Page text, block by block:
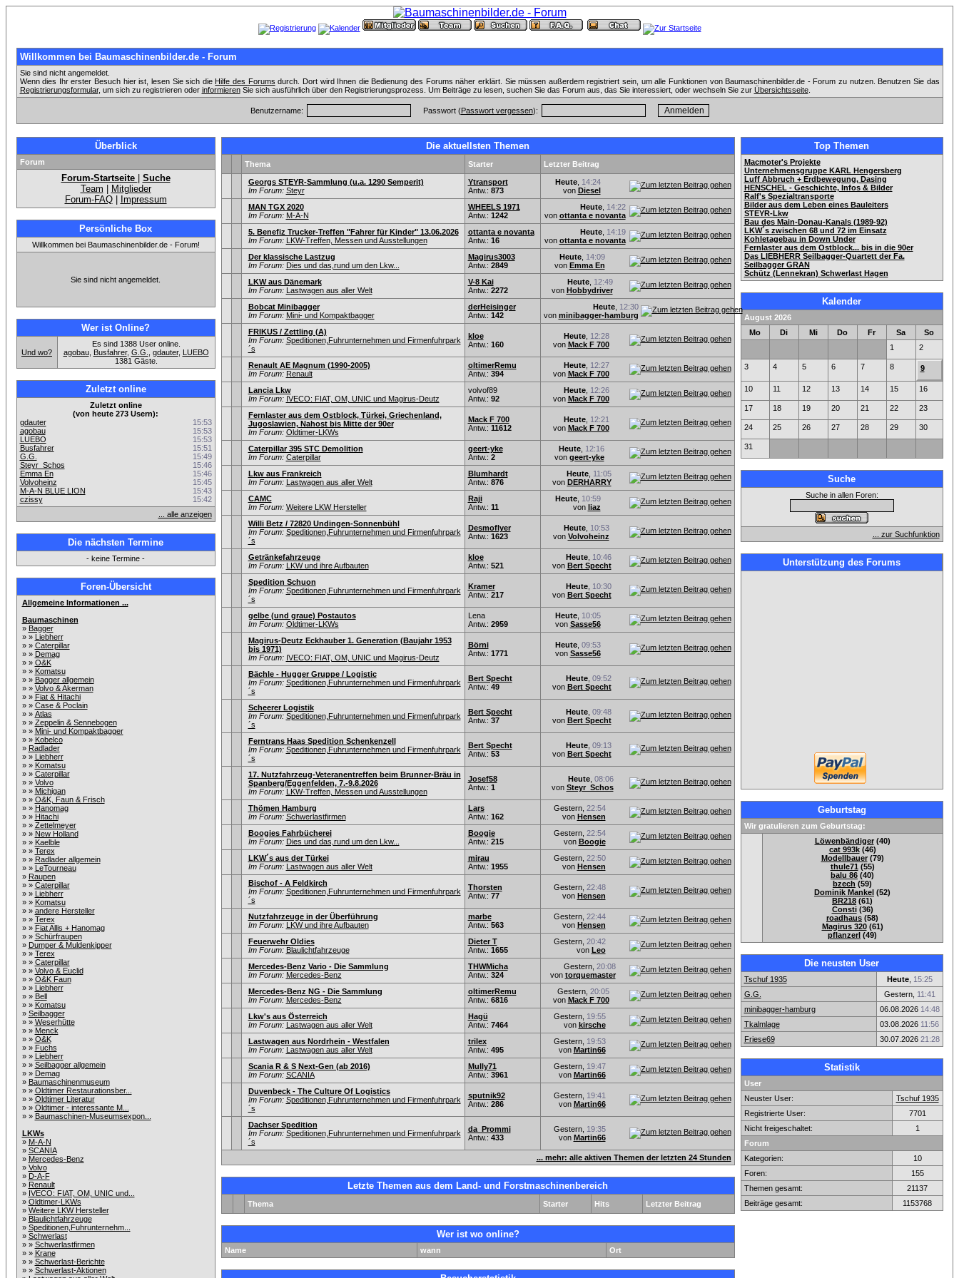
Willkommen bei Baumaschinenbilder.de - Forum
Sie sind nicht angemeldet.
Wenn dies Ihr erster Besuch hier ist, lesen Sie sich die Hilfe des Forums durch. Dort wird Ihnen die Bedienung des Forums näher erklärt. Sie müssen außerdem registriert sein, um alle Funktionen von Baumaschinenbilder.de - Forum zu nutzen. Benutzen Sie das
Registrierungsformular, um sich zu registrieren oder informierenSie sich ausführlich über den Registrierungsprozess. Um Beiträge zu lesen, suchen Sie das Forum aus, das Sie interessiert, oder wechseln Sie zur Übersichtsseite.
Benutzername: Passwort (Passwort vergessen):
Überblick
Forum
Forum-Startseite
Suche
Team
Mitglieder
Forum-FAQ| Impressum
Persönliche Box
Willkommen bei Baumaschinenbilder.de - Forum!
Sie sind nicht angemeldet.
Wer ist Online?
Und wo?
Es sind 1388 User online.
agobau, Busfahrer, G.G. gdauter, LUEBO
1381 Gäste.
Zuletzt online
Zuletzt online
(von heute 273 Usern):
gdauter
15:53
agobau
15:53
LUEBO
15:53
Busfahrer
15:51
G.G.
15:49
Steyr_Schos
15:46
Emma En
15:46
Volvoheinz
15:45
M-A-N BLUE LION
15:43
czissy
15:42
... alle anzeigen
Die nächsten Termine
- keine Termine -
Foren-Übersicht
Allgemeine Informationen ...
Baumaschinen
» Bagger
» » Liebherr
» » Caterpillar
» » Demag
» » O&K
» » Komatsu
» » Bagger allgemein
» » Volvo & Akerman
» » Fiat & Hitachi
» » Case & Poclain
» » Atlas
» » Zeppelin & Sennebogen
» » Mini- und Kompaktbagger
» » Kobelco
» Radlader
» » Liebherr
» » Komatsu
» » Caterpillar
» » Volvo
» » Michigan
» » O&K, Faun & Frisch
» » Hanomag
» » Hitachi
» » Zettelmeyer
» » New Holland
» » Kaelble
» » Terex
» » Radlader allgemein
» » LeTourneau
» Raupen
» » Caterpillar
» » Liebherr
» » Komatsu
» » andere Hersteller
» » Terex
» » Fiat Allis + Hanomag
» » Schürfraupen
» Dumper & Muldenkipper
» » Terex
» » Caterpillar
» » Volvo & Euclid
» » O&K Faun
» » Liebherr
» » Bell
» » Komatsu
» Seilbagger
» » Weserhütte
» » Menck
» » O&K
» » Fuchs
» » Liebherr
» » Seilbagger allgemein
» » Demag
» Baumaschinenmuseum
» » Oldtimer Restaurationsber...
» » Oldtimer Literatur
» » Oldtimer - interessante M...
» » Baumaschinen-Museumsexpon...
LKWs
» M-A-N
» SCANIA
» Mercedes-Benz
» Volvo
» D-A-F
» Renault
» IVECO: FIAT, OM, UNIC und...
» Oldtimer-LKWs
» Weitere LKW Hersteller
» Blaulichtfahrzeuge
» Speditionen,Fuhrunternehm...
» Schwerlast
» » Schwerlastfirmen
» » Krane
» » Schwerlast-Berichte
» » Schwerlast-Aktionen
Die aktuellsten Themen
Thema Starter Letzter Beitrag
Georgs STEYR-Sammlung (u.a. 1290 Semperit)
Im Forum: Steyr
Ytransport
Antw.: 873
Heute, 14:24
von Diesel
MAN TGX 2020
Im Forum: M-A-N
WHEELS 1971
Antw.: 1242
Heute, 14:22
von ottanta e novanta
5. Benefiz Trucker-Treffen "Fahrer für Kinder" 13.06.2026
Im Forum: LKW-Treffen, Messen und Ausstellungen
ottanta e novanta
Antw.: 16
Heute, 14:19
von ottanta e novanta
Der klassische Lastzug
Im Forum: Dies und das,rund um den Lkw...
Magirus3003
Antw.: 2849
Heute, 14:09
von Emma En
LKW aus Dänemark
Im Forum: Lastwagen aus aller Welt
V-8 Kai
Antw.: 2272
Heute, 12:49
von Hobbydriver
Bobcat Minibagger
Im Forum: Mini- und Kompaktbagger
derHeisinger
Antw.: 142
Heute, 12:30
von minibagger-hamburg
FRIKUS / Zettling (A)
Im Forum: Speditionen,Fuhrunternehmen und Firmenfuhrpark
´s
kloe
Antw.: 160
Heute, 12:28
von Mack F 700
Renault AE Magnum (1990-2005)
Im Forum: Renault
oltimerRemu
Antw.: 394
Heute, 12:27
von Mack F 700
Lancia Lkw
Im Forum: IVECO: FIAT, OM, UNIC und Magirus-Deutz
volvof89
Antw.: 92
Heute, 12:26
von Mack F 700
Fernlaster aus dem Ostblock, Türkei, Griechenland,
Jugoslawien, Nahost bis Mitte der 90er
Im Forum: Oldtimer-LKWs
Mack F 700
Antw.: 11612
Heute, 12:21
von Mack F 700
Caterpillar 395 STC Demolition
Im Forum: Caterpillar
geert-yke
Antw.: 2
Heute, 12:16
von geert-yke
Lkw aus Frankreich
Im Forum: Lastwagen aus aller Welt
Blumhardt
Antw.: 876
Heute, 11:05
von DERHARRY
CAMC
Im Forum: Weitere LKW Hersteller
Raji
Antw.: 11
Heute, 10:59
von liaz
Willi Betz / 72820 Undingen-Sonnenbühl
Im Forum: Speditionen,Fuhrunternehmen und Firmenfuhrpark
´s
Desmoflyer
Antw.: 1623
Heute, 10:53
von Volvoheinz
Getränkefahrzeuge
Im Forum: LKW und ihre Aufbauten
kloe
Antw.: 521
Heute, 10:46
von Bert Specht
Spedition Schuon
Im Forum: Speditionen,Fuhrunternehmen und Firmenfuhrpark
´s
Kramer
Antw.: 217
Heute, 10:30
von Bert Specht
gelbe (und graue) Postautos
Im Forum: Oldtimer-LKWs
Lena
Antw.: 2959
Heute, 10:05
von Sasse56
Magirus-Deutz Eckhauber 1. Generation (Baujahr 1953
bis 1971)
Im Forum: IVECO: FIAT, OM, UNIC und Magirus-Deutz
Börni
Antw.: 1771
Heute, 09:53
von Sasse56
Bächle - Hugger Gruppe / Logistic
Im Forum: Speditionen,Fuhrunternehmen und Firmenfuhrpark
´s
Bert Specht
Antw.: 49
Heute, 09:52
von Bert Specht
Scheerer Logistik
Im Forum: Speditionen,Fuhrunternehmen und Firmenfuhrpark
´s
Bert Specht
Antw.: 37
Heute, 09:48
von Bert Specht
Ferntrans Haas Spedition Schenkenzell
Im Forum: Speditionen,Fuhrunternehmen und Firmenfuhrpark
´s
Bert Specht
Antw.: 53
Heute, 09:13
von Bert Specht
17. Nutzfahrzeug-Veteranentreffen beim Brunner-Bräu in
Spanberg/Eggenfelden, 7.-9.8.2026
Im Forum: LKW-Treffen, Messen und Ausstellungen
Josef58
Antw.: 1
Heute, 08:06
von Steyr_Schos
Thömen Hamburg
Im Forum: Schwerlastfirmen
Lars
Antw.: 162
Gestern, 22:54
von Hensen
Boogies Fahrbücherei
Im Forum: Dies und das,rund um den Lkw...
Boogie
Antw.: 215
Gestern, 22:54
von Boogie
LKW´s aus der Türkei
Im Forum: Lastwagen aus aller Welt
mirau
Antw.: 1955
Gestern, 22:50
von Hensen
Bischof - A Feldkirch
Im Forum: Speditionen,Fuhrunternehmen und Firmenfuhrpark
´s
Thorsten
Antw.: 77
Gestern, 22:48
von Hensen
Nutzfahrzeuge in der Überführung
Im Forum: LKW und ihre Aufbauten
marbe
Antw.: 563
Gestern, 22:44
von Hensen
Feuerwehr Oldies
Im Forum: Blaulichtfahrzeuge
Dieter T
Antw.: 1655
Gestern, 20:42
von Leo
Mercedes-Benz Vario - Die Sammlung
Im Forum: Mercedes-Benz
THWMicha
Antw.: 324
Gestern, 20:08
von torquemaster
Mercedes-Benz NG - Die Sammlung
Im Forum: Mercedes-Benz
oltimerRemu
Antw.: 6816
Gestern, 20:05
von Mack F 700
Lkw's aus Österreich
Im Forum: Lastwagen aus aller Welt
Hagü
Antw.: 7464
Gestern, 19:55
von kirsche
Lastwagen aus Nordrhein - Westfalen
Im Forum: Lastwagen aus aller Welt
trilex
Antw.: 495
Gestern, 19:53
von Martin66
Scania R & S Next-Gen (ab 2016)
Im Forum: SCANIA
Mully71
Antw.: 3961
Gestern, 19:47
von Martin66
Duvenbeck - The Culture Of Logistics
Im Forum: Speditionen,Fuhrunternehmen und Firmenfuhrpark
´s
sputnik92
Antw.: 286
Gestern, 19:41
von Martin66
Dachser Spedition
Im Forum: Speditionen,Fuhrunternehmen und Firmenfuhrpark
´s
da_Prommi
Antw.: 433
Gestern, 19:35
von Martin66
... mehr: alle aktiven Themen der letzten 24 Stunden
Letzte Themen aus dem Land- und Forstmaschinenbereich
Thema Starter Hits Letzter Beitrag
Wer ist wo online?
Name wann Ort
Top Themen
Macmoter's Projekte
Unternehmensgruppe KARL Hengersberg
Luff Abbruch + Erdbewegung, Dasing
HENSCHEL - Geschichte, Infos & Bilder
Ralf's Spezialtransporte
Bilder aus dem Leben eines Bauleiters
STEYR-Lkw
Bau des Main-Donau-Kanals (1989-92)
LKW´s zwischen 68 und 72 im Einsatz
Kohletagebau in Down Under
Fernlaster aus dem Ostblock... bis in die 90er
Das LIEBHERR Seilbagger-Quartett der Fa.
Seilbagger GRAN
Schütz (Lennekran) Schwerlast Hagen
Kalender
August 2026
Mo
Di Mi Do Fr Sa
So
1
2
3 4 5 6 7 8 9
10 11 12 13 14 15 16
17 18 19 20 21 22 23
24 25 26 27 28 29 30
31
Suche
Suche in allen Foren:
... zur Suchfunktion
Unterstützung des Forums
Geburtstag
Wir gratulieren zum Geburtstag:
Löwenbändiger(40)
cat 993k(46)
Modellbauer(79)
thule71 (55)
balu 86 (40)
bzech (59)
Dominik Mankel (52)
BR218 (61)
Consti(36)
roadhaus (58)
Magirus 320(61)
pflanzerl (49)
Die neusten User
Tschuf 1935 Heute, 15:25
G.G.
Gestern, 11:41
minibagger-hamburg
06.08.2026 14:48
Tkalmlage
03.08.2026 11:56
Friese69
30.07.2026 21:28
Statistik
User
Neuster User:
Tschuf 1935
Registrierte User:
7701
Nicht freigeschaltet:
1
Forum
Kategorien:
10
Foren:
155
Themen gesamt:
21137
Beiträge gesamt:
1153768